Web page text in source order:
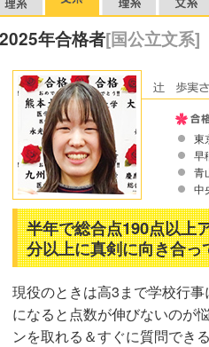
2025年合格者[国公立文系]
東
早
青
中
半年で総合点190点以上
分以上に真剣に向き合
現役のときは高3まで学校行
になると点数が伸びないのが
ンを取れる＆すぐに質問でき